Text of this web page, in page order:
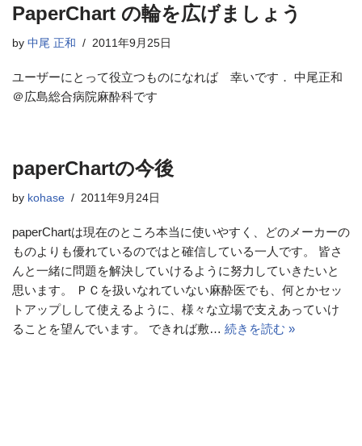
PaperChart の輪を広げましょう
by 中尾 正和 2011年9月25日
ユーザーにとって役立つものになれば 幸いです． 中尾正和
＠広島総合病院麻酔科です
paperChartの今後
by kohase 2011年9月24日
paperChartは現在のところ本当に使いやすく、どのメーカーの
ものよりも優れているのではと確信している一人です。 皆さ
んと一緒に問題を解決していけるように努力していきたいと
思います。 ＰＣを扱いなれていない麻酔医でも、何とかセッ
トアップしして使えるように、様々な立場で支えあっていけ
ることを望んでいます。 できれば敷… 続きを読む »